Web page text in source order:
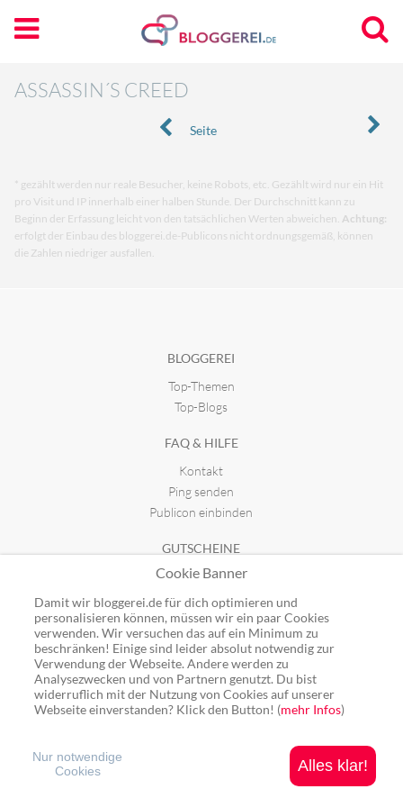
ASSASSIN´S CREED
Seite
* gezählt werden nur reale Besucher, keine Robots, etc. Gezählt wird nur ein Hit
pro Visit und IP innerhalb einer halben Stunde. Der Durchschnitt kann zu
Beginn der Erfassung leicht von den tatsächlichen Werten abweichen. Achtung:
erfolgt der Einbau des bloggerei.de-Publicons nicht ordnungsgemäß, können
die Zahlen niedriger ausfallen.
BLOGGEREI
Top-Themen
Top-Blogs
FAQ & HILFE
Kontakt
Ping senden
Publicon einbinden
GUTSCHEINE
Top-Gutscheine
Alle Shops
Ping: http://rpc.bloggerei.de/ping/ (*nur für angemeldete Blogs)
Blogverzeichnis Bloggerei.de © 2006 - 2026
Cookie Banner
Damit wir bloggerei.de für dich optimieren und
personalisieren können, müssen wir ein paar Cookies
verwenden. Wir versuchen das auf ein Minimum zu
beschränken! Einige sind leider absolut notwendig zur
Verwendung der Webseite. Andere werden zu
Analysezwecken und von Partnern genutzt. Du bist
widerruflich mit der Nutzung von Cookies auf unserer
Webseite einverstanden? Klick den Button! (mehr Infos)
Alles klar!
Nur notwendige
Cookies